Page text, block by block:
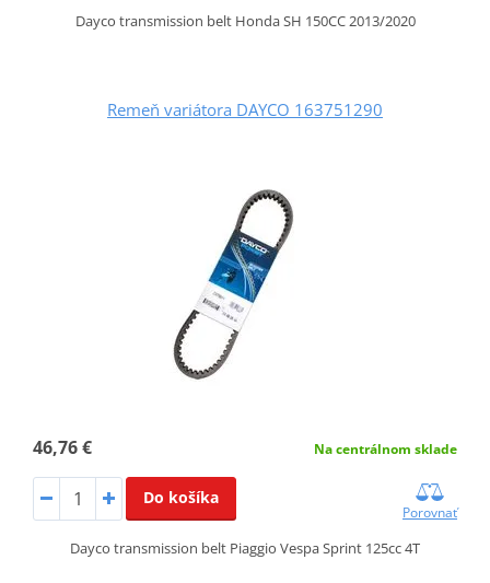
Dayco transmission belt Honda SH 150CC 2013/2020
Remeň variátora DAYCO 163751290
46,76 € Na centrálnom sklade
Do košíka
Porovnať
Dayco transmission belt Piaggio Vespa Sprint 125cc 4T